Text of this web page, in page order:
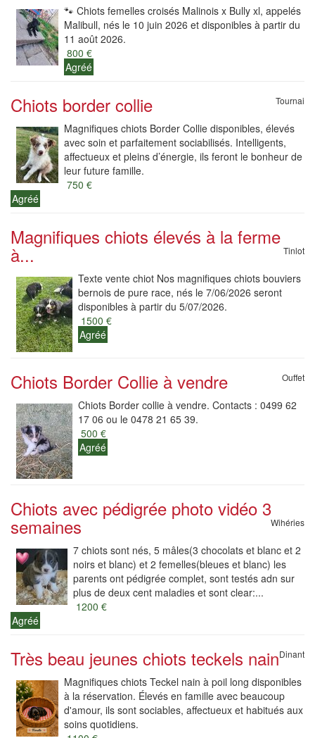
🐾 Chiots femelles croisés Malinois x Bully xl, appelés
Malibull, nés le 10 juin 2026 et disponibles à partir du
11 août 2026.
800 €
Agréé
Chiots border collie Tournai
Magnifiques chiots Border Collie disponibles, élevés
avec soin et parfaitement sociabilisés. Intelligents,
affectueux et pleins d’énergie, ils feront le bonheur de
leur future famille.
750 €
Agréé
Magnifiques chiots élevés à la ferme
à... Tinlot
Texte vente chiot Nos magnifiques chiots bouviers
bernois de pure race, nés le 7/06/2026 seront
disponibles à partir du 5/07/2026.
1500 €
Agréé
Chiots Border Collie à vendre Ouffet
Chiots Border collie à vendre. Contacts : 0499 62
17 06 ou le 0478 21 65 39.
500 €
Agréé
Chiots avec pédigrée photo vidéo 3
semaines Wihéries
7 chiots sont nés, 5 mâles(3 chocolats et blanc et 2
noirs et blanc) et 2 femelles(bleues et blanc) les
parents ont pédigrée complet, sont testés adn sur
plus de deux cent maladies et sont clear:...
1200 €
Agréé
Très beau jeunes chiots teckels nainDinant
Magnifiques chiots Teckel nain à poil long disponibles
à la réservation. Élevés en famille avec beaucoup
d'amour, ils sont sociables, affectueux et habitués aux
soins quotidiens.